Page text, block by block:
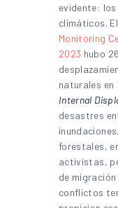
evidente:
climáticos. El
Monitoring
2023 hubo
naturales en
Internal
desastres
forestales,
activistas,
de
conflictos